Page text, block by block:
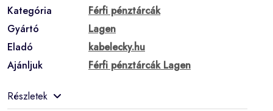
Kategória
Férfi pénztárcák
Gyártó
Lagen
Eladó
kabelecky.hu
Ajánljuk
Férfi pénztárcák Lagen
Részletek